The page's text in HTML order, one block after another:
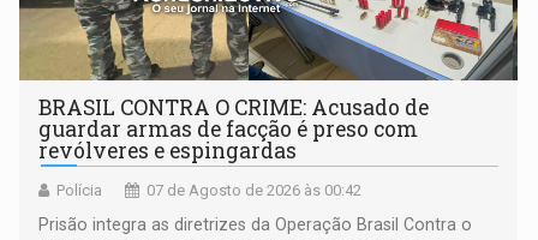
BRASIL CONTRA O CRIME: Acusado de
guardar armas de facção é preso com
revólveres e espingardas
Polícia 07 de Agosto de 2026 às 00:42
Prisão integra as diretrizes da Operação Brasil Contra o